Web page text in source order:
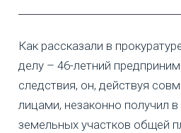
Как рассказали в
делу – 46-летний
следствия, он, действуя
лицами, незаконно получил
земельных участков общей